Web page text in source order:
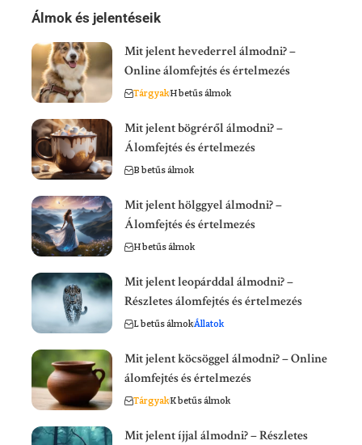
Álmok és jelentéseik
Mit jelent hevederrel álmodni? –
Online álomfejtés és értelmezés
TárgyakH betűs álmok
Mit jelent bögréről álmodni? –
Álomfejtés és értelmezés
B betűs álmok
Mit jelent hölggyel álmodni? –
Álomfejtés és értelmezés
H betűs álmok
Mit jelent leopárddal álmodni? –
Részletes álomfejtés és értelmezés
L betűs álmokÁllatok
Mit jelent köcsöggel álmodni? – Online
álomfejtés és értelmezés
TárgyakK betűs álmok
Mit jelent íjjal álmodni? – Részletes